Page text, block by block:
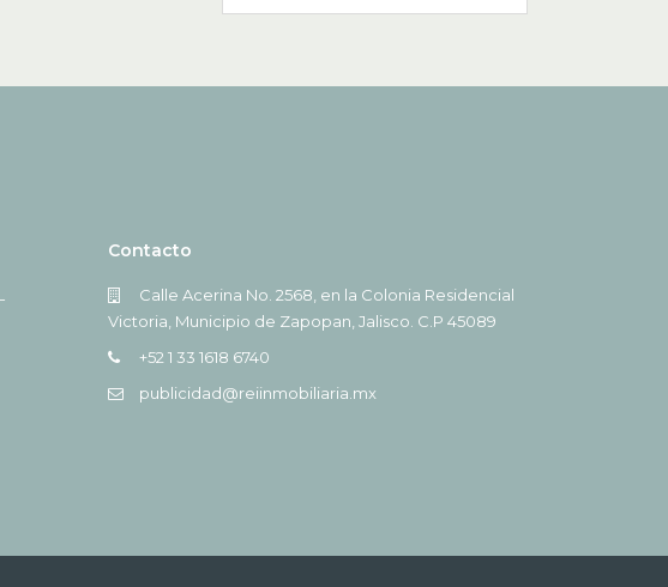
Contacto
Calle Acerina No. 2568, en la Colonia Residencial
Victoria, Municipio de Zapopan, Jalisco. C.P 45089
+52 1 33 1618 6740
publicidad@reiinmobiliaria.mx